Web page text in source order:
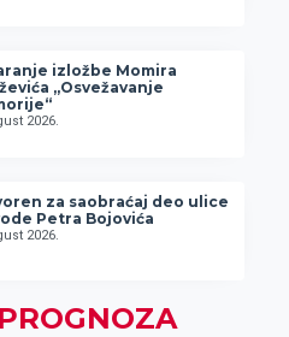
izložbe Momira
„Osvežavanje
2026.
za saobraćaj deo ulice
Petra Bojovića
2026.